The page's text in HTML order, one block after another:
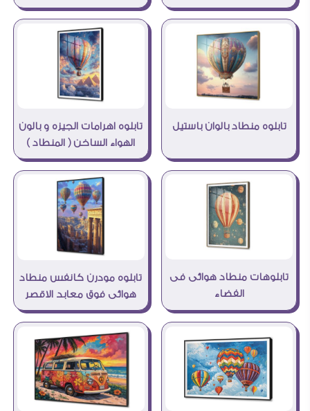
تابلوه منطاد بالوان باستيل
تابلوه اهرامات الجيزه و بالون
الهواء الساخن ( المنطاد )
تابلوهات منطاد هوائى فى
الفضاء
تابلوه مودرن كانفس منطاد
هوائى فوق معابد الاقصر